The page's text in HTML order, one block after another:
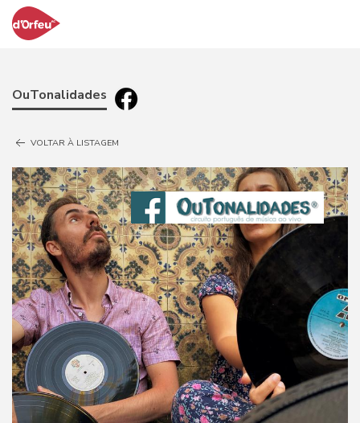
OuTonalidades
VOLTAR À LISTAGEM